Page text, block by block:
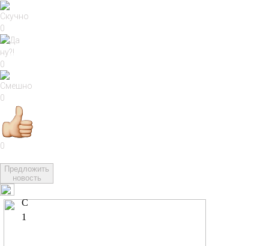
0
0
0
0
Предложить
новость
С
1